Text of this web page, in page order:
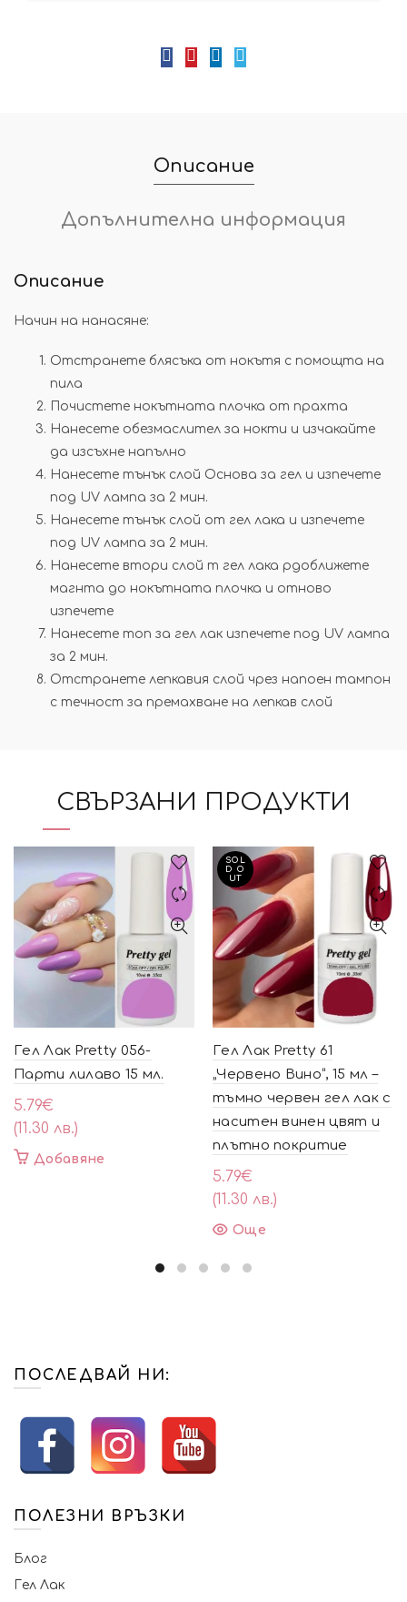
Описание
Допълнителна информация
Описание
Начин на нанасяне:
Отстранете блясъка от нокътя с помощта на
пила
Почистете нокътната плочка от прахта
Нанесете обезмаслител за нокти и изчакайте
да изсъхне напълно
Нанесете тънък слой Основа за гел и изпечете
под UV лампа за 2 мин.
Нанесете тънък слой от гел лака и изпечете
под UV лампа за 2 мин.
Нанесете втори слой т гел лака рдоближете
магнта до нокътната плочка и отново
изпечете
Нанесете топ за гел лак изпечете под UV лампа
за 2 мин.
Отстранете лепкавия слой чрез напоен тампон
с течност за премахване на лепкав слой
СВЪРЗАНИ ПРОДУКТИ
Гел Лак Pretty 056-
Парти лилаво 15 мл.
5.79€
(11.30 лв.)
Добавяне
SOL
D O
UT
Гел Лак Pretty 61
„Червено Вино“, 15 мл –
тъмно червен гел лак с
наситен винен цвят и
плътно покритие
5.79€
(11.30 лв.)
Още
ПОСЛЕДВАЙ НИ:
ПОЛЕЗНИ ВРЪЗКИ
Блог
Гел Лак